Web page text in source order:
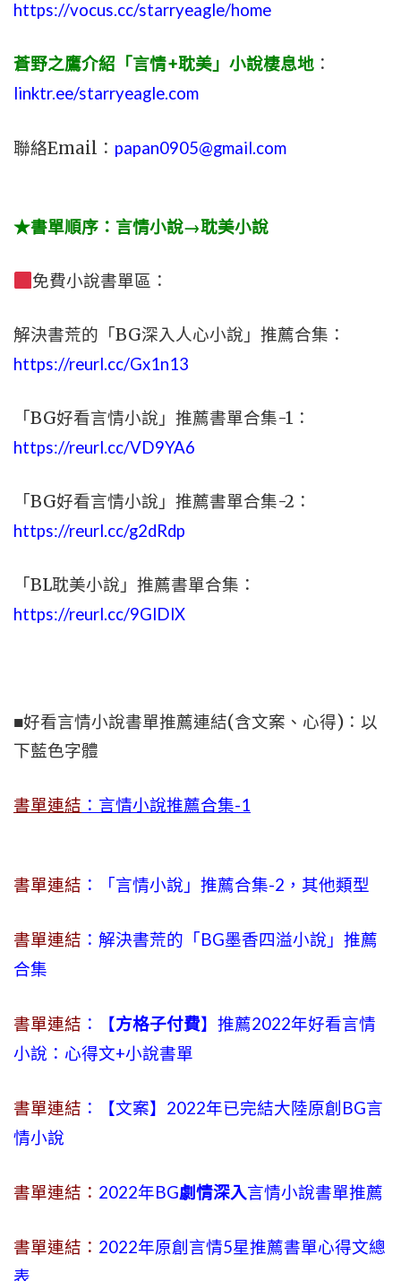
https://vocus.cc/starryeagle/home
蒼野之鷹介紹「言情+耽美」小說棲息地 ：
linktr.ee/starryeagle.com
聯絡Email： papan0905@gmail.com
★書單順序：言情小說→耽美小說
免費小說書單區：
解決書荒的「BG深入人心小說」推薦合集：
https://reurl.cc/Gx1n13
「BG好看言情小說」推薦書單合集-1：
https://reurl.cc/VD9YA6
「BG好看言情小說」推薦書單合集-2：
https://reurl.cc/g2dRdp
「BL耽美小說」推薦書單合集：
https://reurl.cc/9GlDlX
■好看言情小說書單推薦連結(含文案、心得)：以
下藍色字體
書單連結 ：言情小說推薦合集-1
書單連結 ：「言情小說」推薦合集-2，其他類型
書單連結 ：解決書荒的「BG墨香四溢小說」推薦
合集
書單連結 ：【方格子付費】推薦2022年好看言情
小說：心得文+小說書單
書單連結 ：【文案】2022年已完結大陸原創BG言
情小說
書單連結： 2022年BG劇情深入言情小說書單推薦
書單連結： 2022年原創言情5星推薦書單心得文總
表